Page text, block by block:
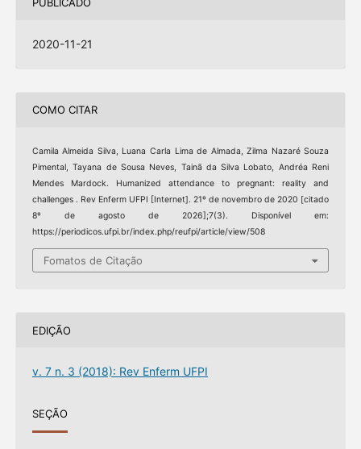
PUBLICADO
2020-11-21
COMO CITAR
Camila Almeida Silva, Luana Carla Lima de Almada, Zilma Nazaré Souza
Pimental, Tayana de Sousa Neves, Tainã da Silva Lobato, Andréa Reni
Mendes Mardock. Humanized attendance to pregnant: reality and
challenges . Rev Enferm UFPI [Internet]. 21º de novembro de 2020 [citado
8º de agosto de 2026];7(3). Disponível em:
https://periodicos.ufpi.br/index.php/reufpi/article/view/508
Fomatos de Citação
EDIÇÃO
v. 7 n. 3 (2018): Rev Enferm UFPI
SEÇÃO